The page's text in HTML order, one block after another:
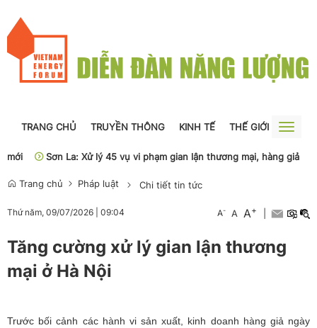
TRANG CHỦ TRUYỀN THÔNG KINH TẾ THẾ GIỚI
Toggle
Sơn La: Xử lý 45 vụ vi phạm gian lận thương mại, hàng giả
Trang chủ Pháp luật Chi tiết tin tức
Thứ năm, 09/07/2026 09:04 A- A A+
Tăng cường xử lý gian lận thương
mại ở Hà Nội
Trước bối cảnh các hành vi sản xuất, kinh doanh hàng giả ngày